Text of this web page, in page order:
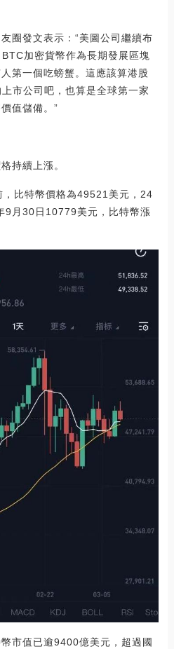
圈發文表示：“美圖公司繼續布
加密貨幣作為長期發展區塊
第一個吃螃蟹。這應該算港股
市公司吧，也算是全球第一家
值儲備。”
持續上漲。
比特幣價格為49521美元，24
9月30日10779美元，比特幣漲
市值已逾9400億美元，超過國